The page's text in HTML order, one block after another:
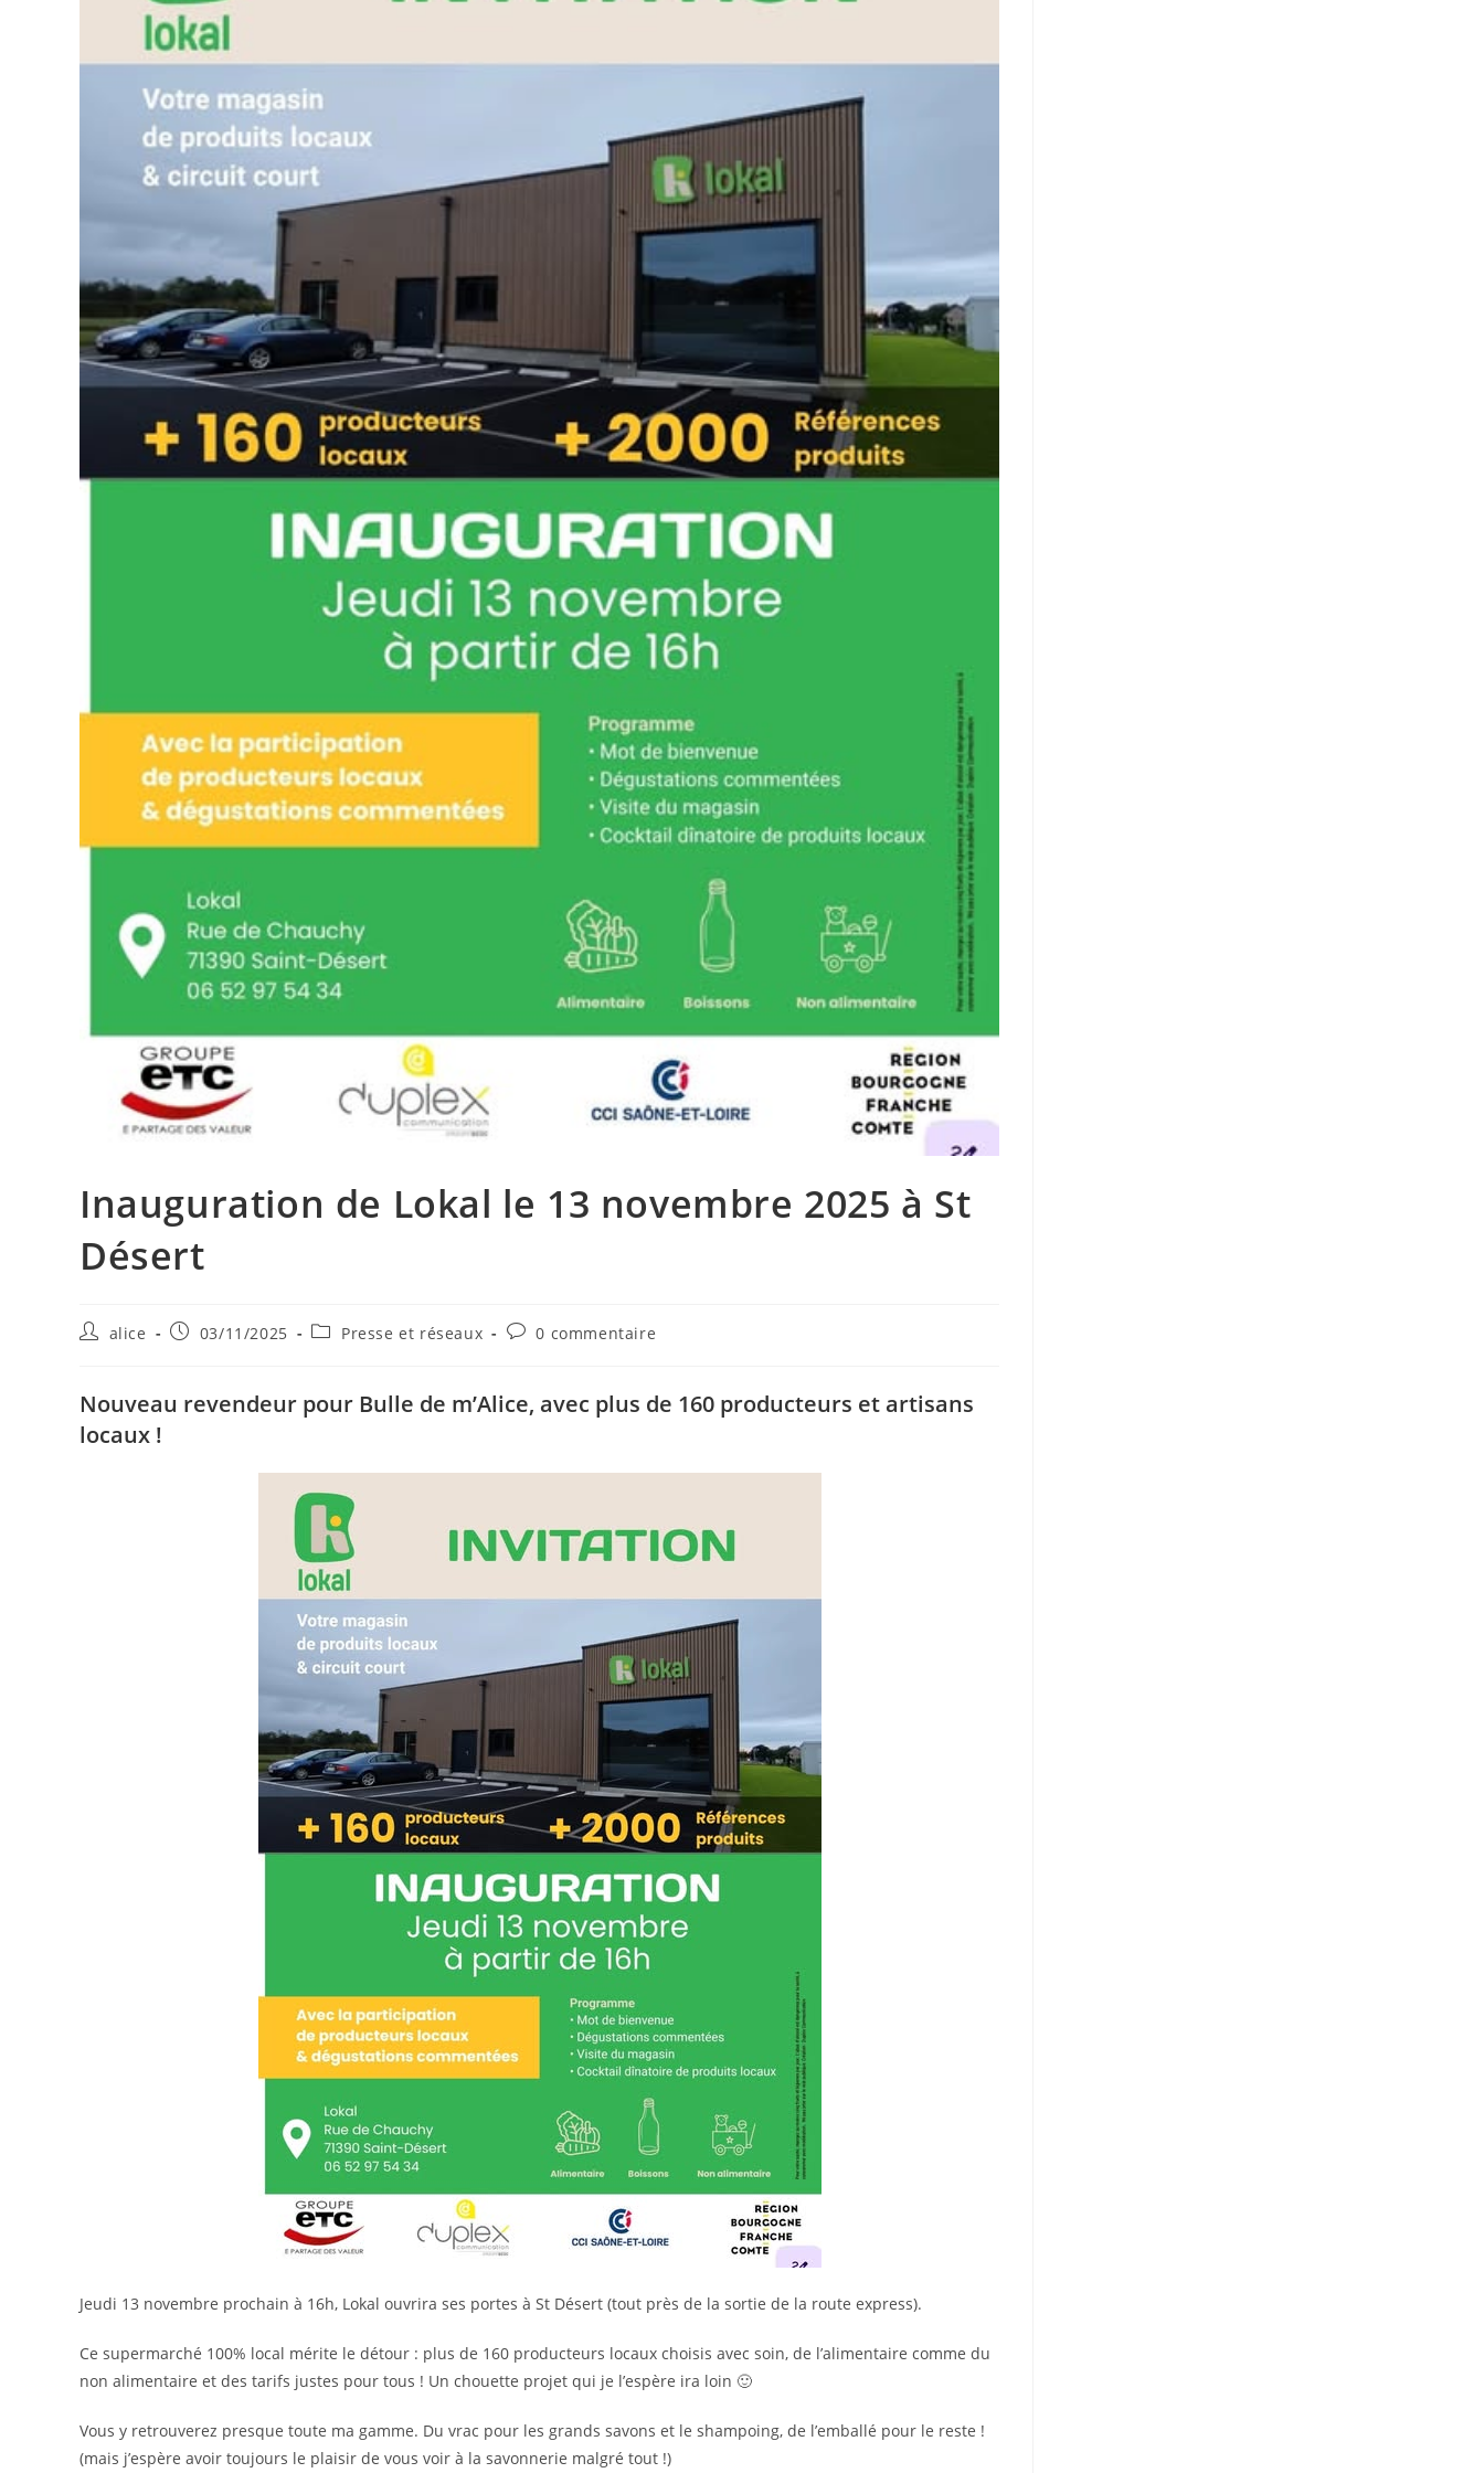
Inauguration de Lokal le 13 novembre 2025 à St
Désert
Auteur/autrice
publication :
alice
Publication
03/11/2025
PostPresse et réseaux
Commentaires
0 commentaire
Nouveau revendeur pour Bulle de m’Alice, avec plus de 160 producteurs et artisans
locaux !
Jeudi 13 novembre prochain à 16h, Lokal ouvrira ses portes à St Désert (tout près de la sortie de la route express).
Ce supermarché 100% local mérite le détour : plus de 160 producteurs locaux choisis avec soin, de l’alimentaire comme du
non alimentaire et des tarifs justes pour tous ! Un chouette projet qui je l’espère ira loin 🙂
Vous y retrouverez presque toute ma gamme. Du vrac pour les grands savons et le shampoing, de l’emballé pour le reste !
(mais j’espère avoir toujours le plaisir de vous voir à la savonnerie malgré tout !)